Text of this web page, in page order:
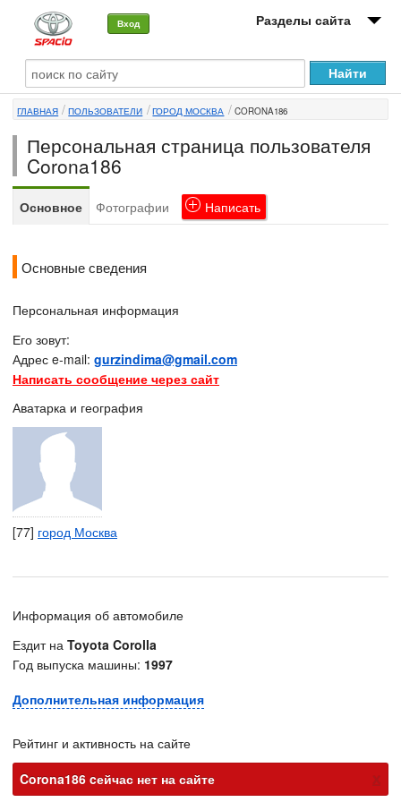
Вход Разделы сайта
О машине
Автоклуб
Форумы
Сервисы и услуги
ГЛАВНАЯ ПОЛЬЗОВАТЕЛИ ГОРОД МОСКВА CORONA186
Персональная страница пользователя
Corona186
Основное Фотографии Написать
Основные сведения
Персональная информация
Его зовут:
Адрес e-mail: gurzindima@gmail.com
Написать сообщение через сайт
Аватарка и география
[77] город Москва
Информация об автомобиле
Ездит на Toyota Corolla
Год выпуска машины: 1997
Дополнительная информация
Рейтинг и активность на сайте
Corona186 cейчас нет на сайте
х